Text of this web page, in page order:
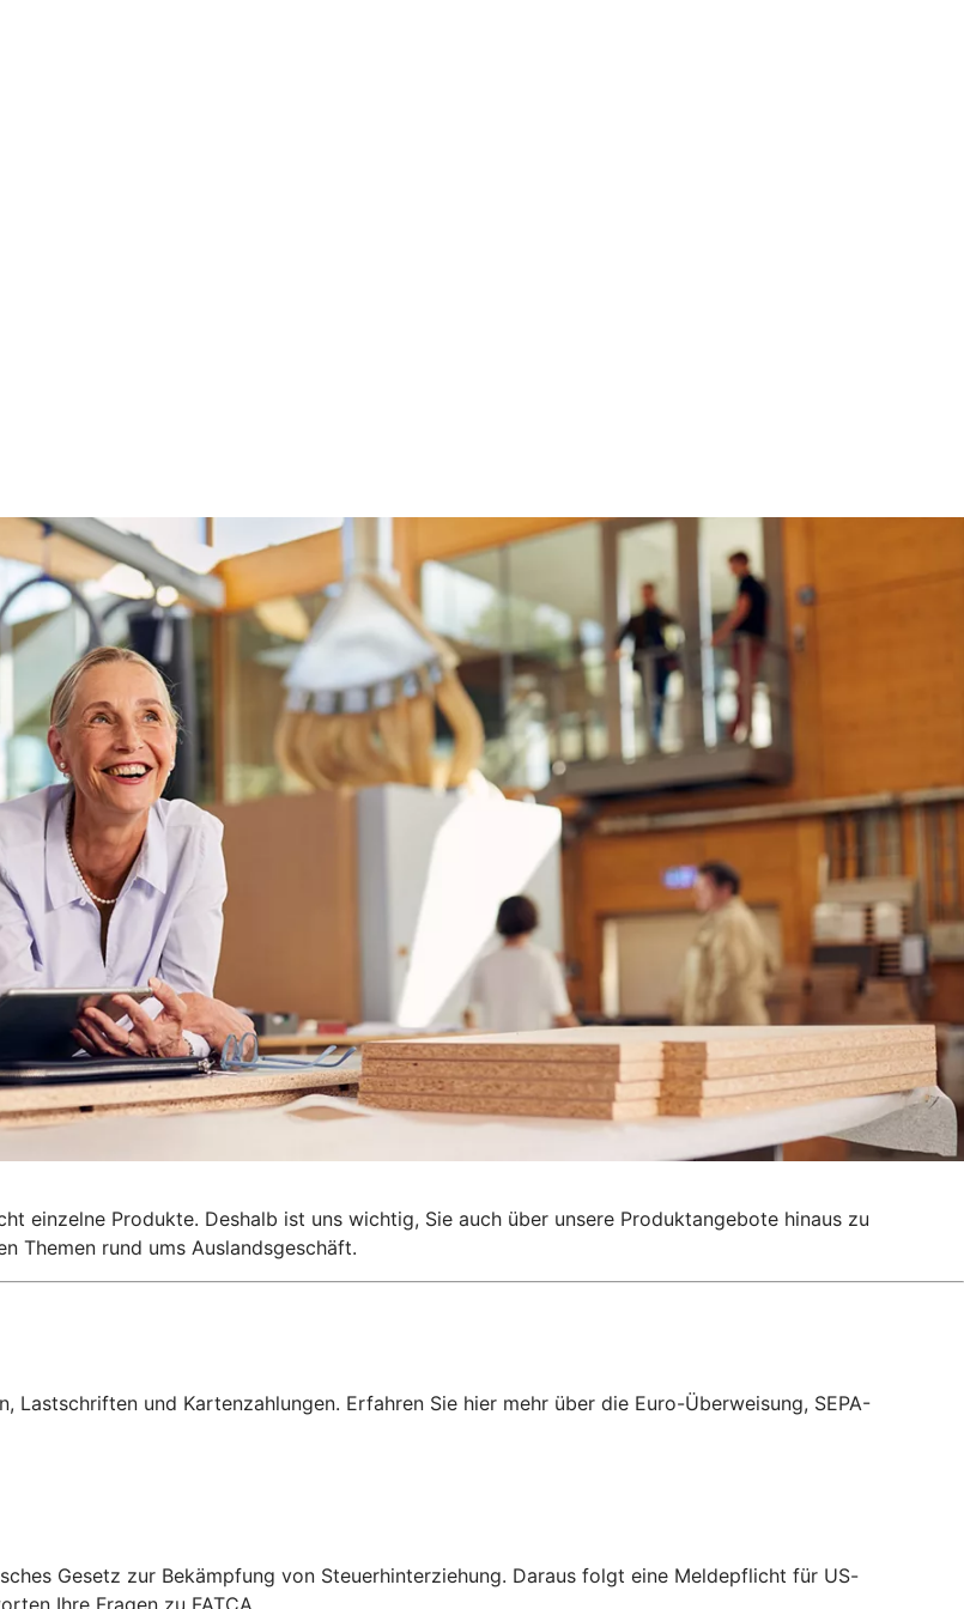
einzelne Produkte. Deshalb ist uns wichtig, Sie auch über unsere Produktangebote hinaus zu
Themen rund ums Auslandsgeschäft.
und Kartenzahlungen. Erfahren Sie hier mehr über die Euro-Überweisung, SEPA-
Gesetz zur Bekämpfung von Steuerhinterziehung. Daraus folgt eine Meldepflicht für US-
Ihre Fragen zu FATCA.